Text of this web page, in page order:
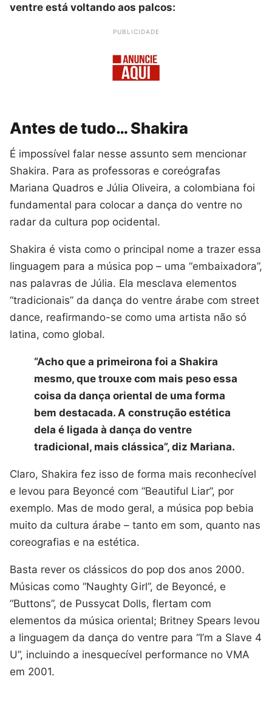
ventre está voltando aos palcos:
PUBLICIDADE
Antes de tudo… Shakira
É impossível falar nesse assunto sem mencionar
Shakira. Para as professoras e coreógrafas
Mariana Quadros e Júlia Oliveira, a colombiana foi
fundamental para colocar a dança do ventre no
radar da cultura pop ocidental.
Shakira é vista como o principal nome a trazer essa
linguagem para a música pop – uma “embaixadora”,
nas palavras de Júlia. Ela mesclava elementos
“tradicionais” da dança do ventre árabe com street
dance, reafirmando-se como uma artista não só
latina, como global.
“Acho que a primeirona foi a Shakira
mesmo, que trouxe com mais peso essa
coisa da dança oriental de uma forma
bem destacada. A construção estética
dela é ligada à dança do ventre
tradicional, mais clássica”, diz Mariana.
Claro, Shakira fez isso de forma mais reconhecível
e levou para Beyoncé com “Beautiful Liar”, por
exemplo. Mas de modo geral, a música pop bebia
muito da cultura árabe – tanto em som, quanto nas
coreografias e na estética.
Basta rever os clássicos do pop dos anos 2000.
Músicas como “Naughty Girl”, de Beyoncé, e
“Buttons”, de Pussycat Dolls, flertam com
elementos da música oriental; Britney Spears levou
a linguagem da dança do ventre para “I’m a Slave 4
U”, incluindo a inesquecível performance no VMA
em 2001.